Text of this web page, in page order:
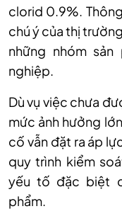
clorid 0.9%.
chú ý của thị
những nhóm
nghiệp.
Dù vụ việc chưa
mức ảnh hưởng
cố vẫn đặt ra áp
quy trình kiểm
yếu tố đặc biệt
phẩm.